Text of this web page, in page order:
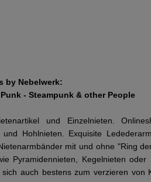
by Nebelwerk:
- Steampunk & other People
und Einzelnieten.
Hohlnieten. Exquisite
mit und ohne "Ring
Pyramidennieten, Kegelnieten
auch bestens zum verzieren von